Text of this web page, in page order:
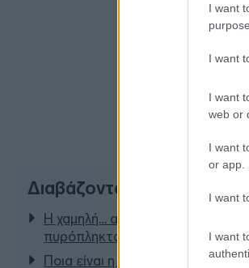
I want
I want
I want
web or
I want
or app.
I want
I want
Διαβάζονται αυτή τη στιγμή
Η χαμηλή… απόδοση Μητσοτάκη
πυρόπληκτα ζωάκια - Το
Ποια είναι η (κυβερνητική)